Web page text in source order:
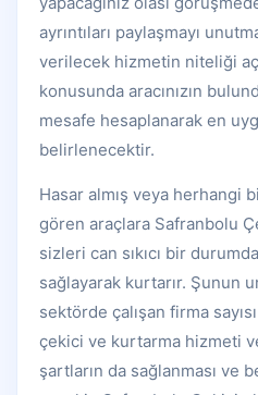
ayrıntıları paylaşmayı
verilecek hizmetin niteliği
konusunda aracınızın
mesafe hesaplanarak en
belirlenecektir.
Hasar almış veya herhangi
gören araçlara Safranbolu
sizleri can sıkıcı bir
sağlayarak kurtarır. Şunun
sektörde çalışan firma
çekici ve kurtarma hizmeti
şartların da sağlanması ve